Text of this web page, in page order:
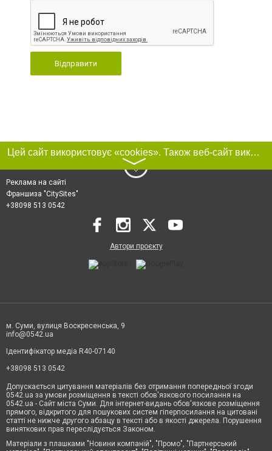
Відправити
Цей сайт використовує «cookies». Також веб-сайт використовує інтернет-сервіс для збору технічних даних стосовно відвідувачів з метою отримання маркетингової та статистичної інформації. Умови обробки даних відвідувачів сайту див.
〉
Реклама на сайті
Франшиза "CitySites"
+38098 513 0542
Автори проєкту
м. Суми, вулиця Воскресенська, 9
info@0542.ua
Ідентифікатор медіа R40-07140
+38098 513 0542
Допускається цитування матеріалів без отримання попередньої згоди
0542.ua за умови розміщення в тексті обов'язкового посилання на
0542.ua - Сайт міста Суми. Для інтернет-видань обов'язкове розміщення
прямого, відкритого для пошукових систем гіперпосилання на цитовані
статті не нижче другого абзацу в тексті або в якості джерела. Порушення
виняткових прав переслідується Законом.
Матеріали з плашками "Новини компаній", "Промо", "Партнерський